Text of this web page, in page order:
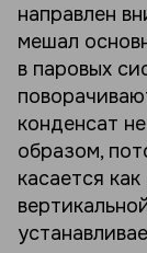
направлен
мешал
в паровых
конденсат
образом,
касается